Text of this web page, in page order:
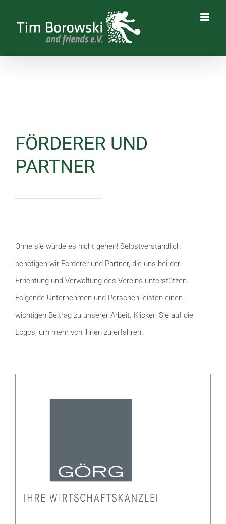
Inhalt
FÖRDERER UND
PARTNER
Ohne sie würde es nicht gehen! Selbstverständlich
benötigen wir Förderer und Partner, die uns bei der
Errichtung und Verwaltung des Vereins unterstützen.
Folgende Unternehmen und Personen leisten einen
wichtigen Beitrag zu unserer Arbeit. Klicken Sie auf die
Logos, um mehr von ihnen zu erfahren.